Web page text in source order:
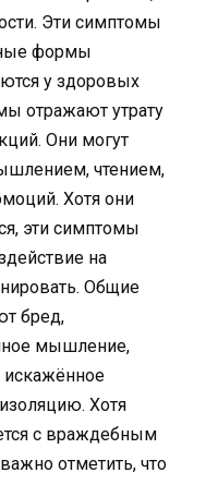
Эти симптомы
формы
у здоровых
отражают утрату
Они могут
чтением,
Хотя они
эти симптомы
на
Общие
бред,
мышление,
Хотя
с враждебным
отметить, что